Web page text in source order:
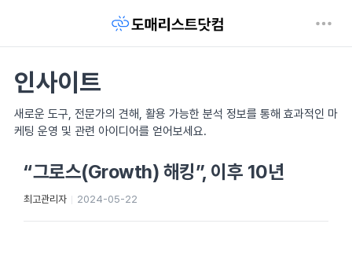
인사이트
새로운 도구, 전문가의 견해, 활용 가능한 분석 정보를 통해 효과적인 마
케팅 운영 및 관련 아이디어를 얻어보세요.
“그로스(Growth) 해킹”, 이후 10년
최고관리자 2024-05-22